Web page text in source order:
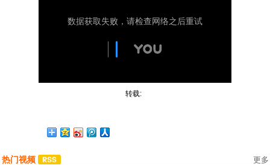
转载:
热门视频 更多